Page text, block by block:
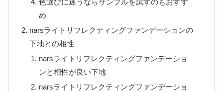
色選びに迷うならサンプルを試すのもおすす
め
narsライトリフレクティングファンデーションの
下地との相性
narsライトリフレクティングファンデーショ
ンと相性が良い下地
narsライトリフレクティングファンデーショ